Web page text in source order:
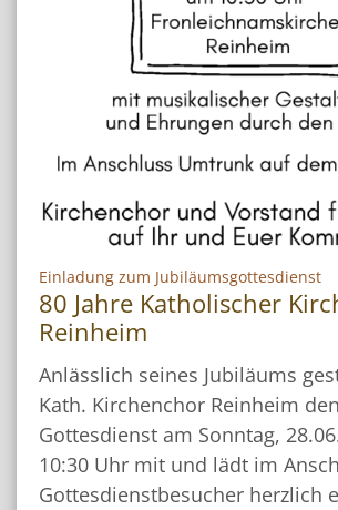
Einladung zum Jubiläumsgottesdienst:
80 Jahre Katholischer
Reinheim
Anlässlich seines Jubiläums
Kath. Kirchenchor Reinheim den
Gottesdienst am Sonntag,
10:30 Uhr mit und lädt im
Gottesdienstbesucher herzlich